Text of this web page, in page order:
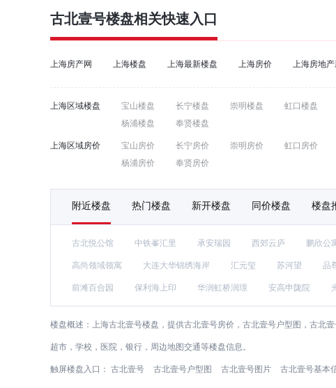
古北壹号楼盘相关快速入口
上海房产网 上海楼盘 上海最新楼盘 上海房价 上海房地产
上海区域楼盘 宝山楼盘 长宁楼盘 崇明楼盘 虹口楼盘
杨浦楼盘
奉贤楼盘
上海区域房价 宝山房价 长宁房价 崇明房价 虹口房价
杨浦房价
奉贤房价
附近楼盘 热门楼盘 新开楼盘 同价楼盘 楼盘
古北悦公馆 中铁峯汇里 承安瑞园 西郊云庐 鹏欣公
高尚领域领寓 大连大华锦绣海岸 汇元玺 苏河望 品
前滩百合园 保利海上印 华润虹桥润璟 安高申陇院
楼盘概述： 上海古北壹号楼盘，提供古北壹号房价，古北壹号户型图，古北
超市，学校，医院，银行，周边地图交通等楼盘信息。
触屏楼盘入口： 古北壹号 古北壹号户型图 古北壹号图片 古北壹号基本